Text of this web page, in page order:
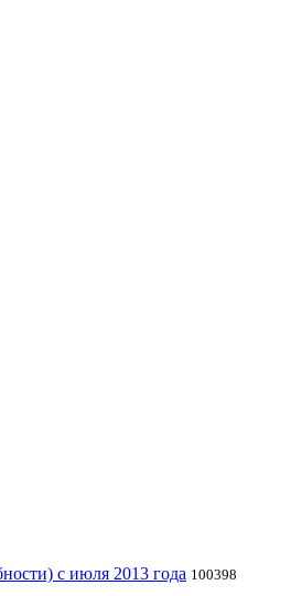
с июля 2013 года 100398